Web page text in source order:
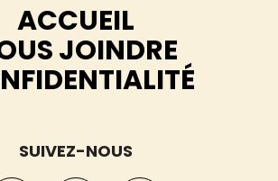
ACCUEIL
JOINDRE
SUIVEZ-NOUS